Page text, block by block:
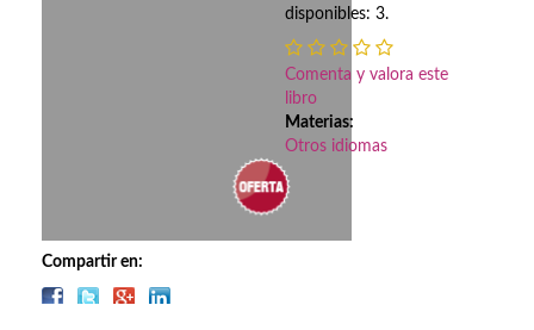
Discos deVinilo. LP
Divulgación científica
Compartir en:
disponibles: 3.
Comenta y valora este
libro
Materias:
Otros idiomas